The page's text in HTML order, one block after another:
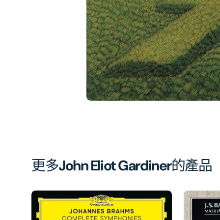
簿
中
開
啟
第
1
張
更多John Eliot Gardiner的產品